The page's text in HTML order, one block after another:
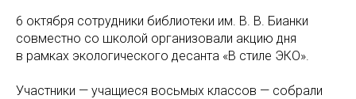
6 октября сотрудники библиотеки им. В. В. Бианки
совместно со школой организовали акцию дня
в рамках экологического десанта «В стиле ЭКО».
Участники — учащиеся восьмых классов — собрали